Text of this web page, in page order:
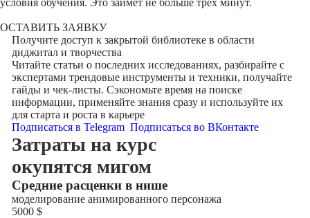
условия обучения. Это займет не больше трех минут.
ОСТАВИТЬ ЗАЯВКУ
Получите доступ к закрытой библиотекев области
диджитал и творчества
Читайте статьи о последних исследованиях, разбирайте с
экспертами трендовые инструменты и техники, получайте
гайды и чек-листы. Сэкономьте время на поиске
информации, применяйте знания сразу и используйте их
для старта и роста в карьере
Подписаться в Telegram Подписаться во ВКонтакте
Затраты на курс
окупятся мигом
Cредние расценки в нише
моделирование анимированного персонажа
5000 $